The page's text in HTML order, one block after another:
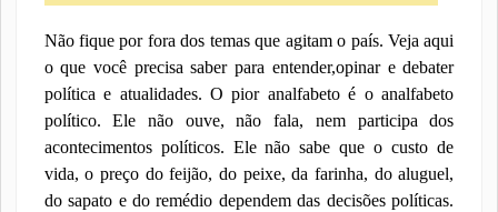
Não fique por fora dos temas que agitam o país. Veja aqui
o que você precisa saber para entender,opinar e debater
política e atualidades. O pior analfabeto é o analfabeto
político. Ele não ouve, não fala, nem participa dos
acontecimentos políticos. Ele não sabe que o custo de
vida, o preço do feijão, do peixe, da farinha, do aluguel,
do sapato e do remédio dependem das decisões políticas.